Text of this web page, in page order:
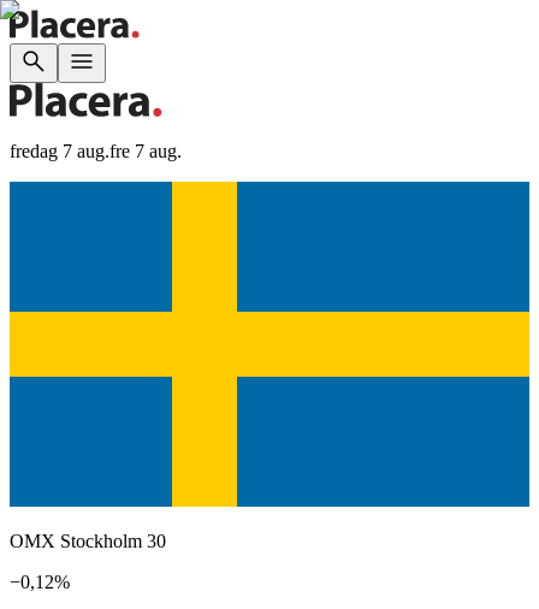
fredag 7 aug.fre 7 aug.
OMX Stockholm 30
−0,12%